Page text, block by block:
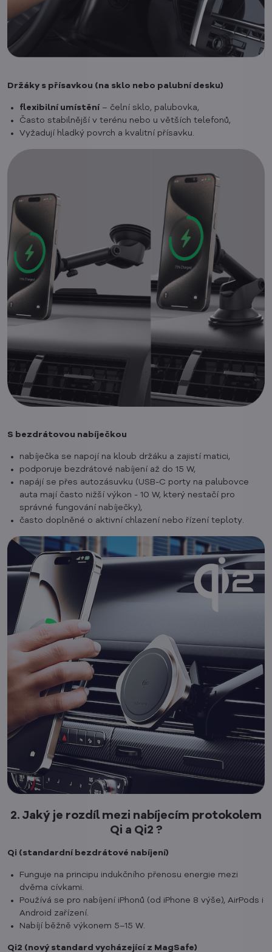
Držáky s přísavkou (na sklo nebo palubní desku)
flexibilní umístění– čelní sklo, palubovka,
Často stabilnější v terénu nebo u větších telefonů,
Vyžadují hladký povrch a kvalitní přísavku.
S bezdrátovou nabíječkou
nabíječka se napojí na kloub držáku a zajistí matici,
podporuje bezdrátové nabíjení až do 15 W,
napájí se přes autozásuvku (USB-C porty na palubovce
auta mají často nižší výkon - 10 W, který nestačí pro
správné fungování nabíječky),
často doplněné o aktivní chlazení nebo řízení teploty.
2. Jaký je rozdíl mezi nabíjecím protokolem
Qi a Qi2 ?
Qi (standardní bezdrátové nabíjení)
Funguje na principu indukčního přenosu energie mezi
dvěma cívkami.
Používá se pro nabíjení iPhonů (od iPhone 8 výše), AirPods i
Android zařízení.
Nabíjí běžně výkonem 5–15 W.
Qi2 (nový standard vycházející z MagSafe)